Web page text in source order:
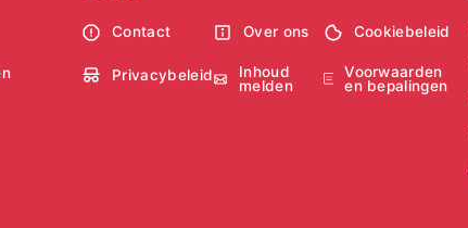
Contact Over ons Cookiebeleid
Privacybeleid
Inhoud
melden
Voorwaarden
en bepalingen